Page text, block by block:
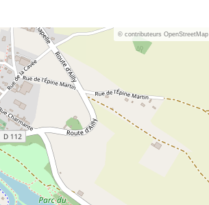
© contributeurs OpenStreetMap